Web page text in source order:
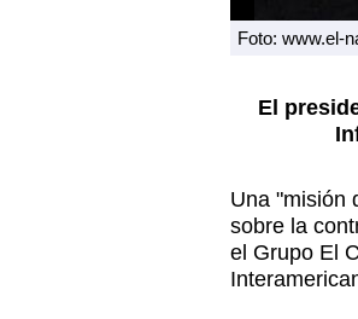
Foto: www.el-
El
Una "misión
sobre la
el Grupo El